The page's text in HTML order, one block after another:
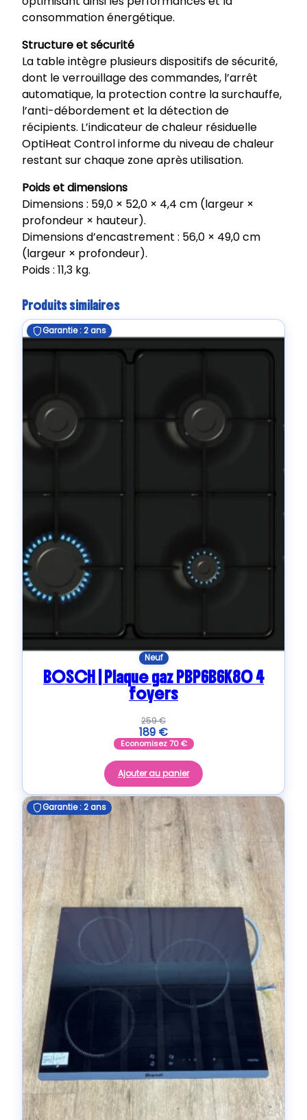
consommation énergétique.
Structure et sécurité
La table intègre plusieurs dispositifs de sécurité,
dont le verrouillage des commandes, l’arrêt
automatique, la protection contre la surchauffe,
l’anti-débordement et la détection de
récipients. L’indicateur de chaleur résiduelle
OptiHeat Control informe du niveau de chaleur
restant sur chaque zone après utilisation.
Poids et dimensions
Dimensions : 59,0 × 52,0 × 4,4 cm (largeur ×
profondeur × hauteur).
Dimensions d’encastrement : 56,0 × 49,0 cm
(largeur × profondeur).
Poids : 11,3 kg.
Produits similaires
Garantie : 2 ans
Neuf
BOSCH | Plaque gaz PBP6B6K80 4
foyers
259€
189 €
Economisez70€
Ajouter au panier
Garantie : 2 ans